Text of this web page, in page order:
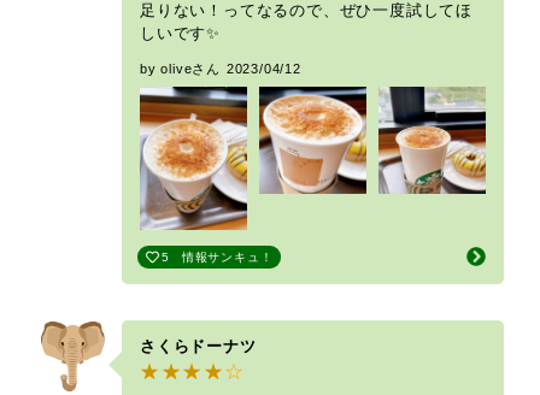
足りない！ってなるので、ぜひ一度試してほ
しいです✨
by oliveさん 2023/04/12
5 情報サンキュ！
さくらドーナツ